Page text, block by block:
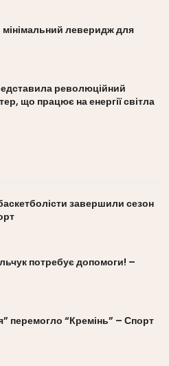
леверидж для
революційний
що працює на енергії світла
завершили сезон
потребує допомоги! –
перемогло “Кремінь” – Спорт